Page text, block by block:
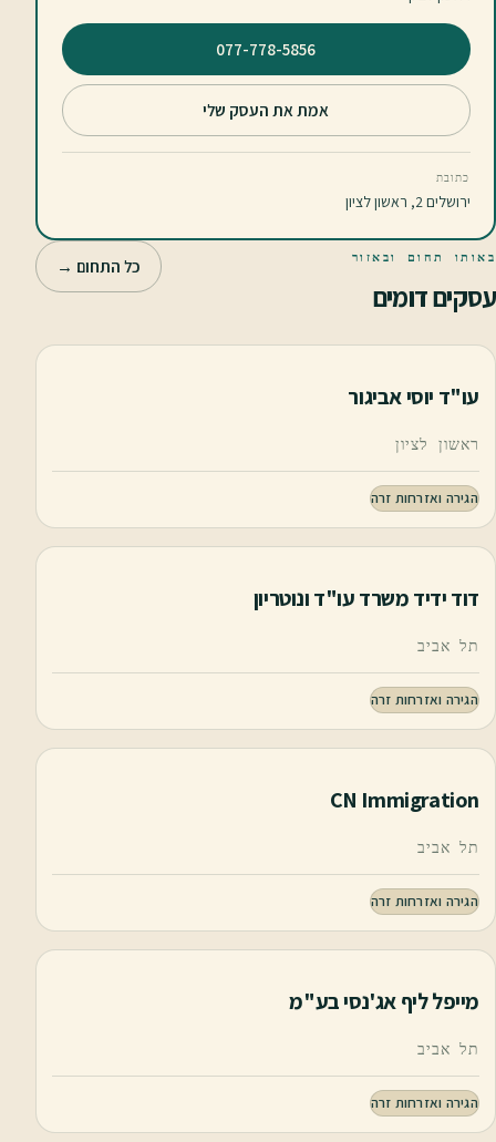
⁦077-778-5856⁩
אמת את העסק שלי
כתובת
ירושלים 2, ראשון לציון
באותו תחום ובאזור
עסקים דומים
כל התחום →
עו"ד יוסי אביגור
ראשון לציון
הגירה ואזרחות זרה
דוד ידיד משרד עו"ד ונוטריון
תל אביב
הגירה ואזרחות זרה
CN Immigration
תל אביב
הגירה ואזרחות זרה
מייפל ליף אג'נסי בע"מ
תל אביב
הגירה ואזרחות זרה